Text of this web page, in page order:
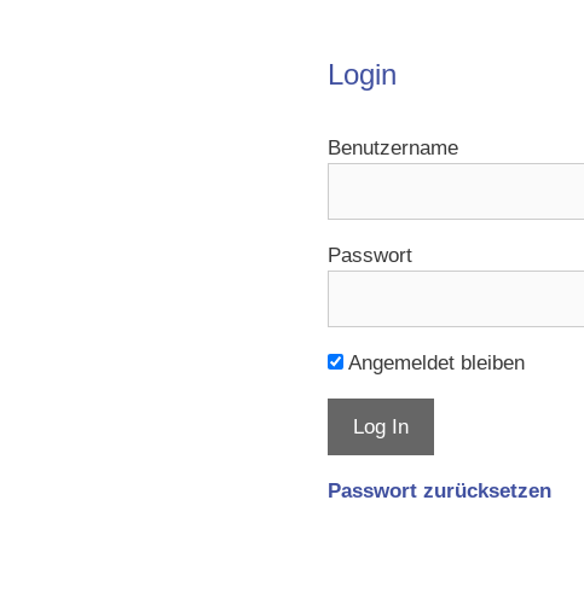
Login
Benutzername
Passwort
Angemeldet bleiben
Passwort zurücksetzen